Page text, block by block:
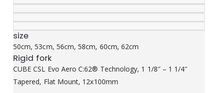
size
50cm, 53cm, 56cm, 58cm, 60cm, 62cm
Rigid fork
CUBE CSL Evo Aero C:62® Technology, 1 1/8″ – 1 1/4″
Tapered, Flat Mount, 12x100mm